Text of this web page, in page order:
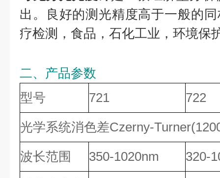
出。良好的测光精度高于一般的
疗检测，食品，石化工业，环境保
二、产品参数
型号
721
722
光学系统消色差Czerny-
波长范围
350-1020nm
320-